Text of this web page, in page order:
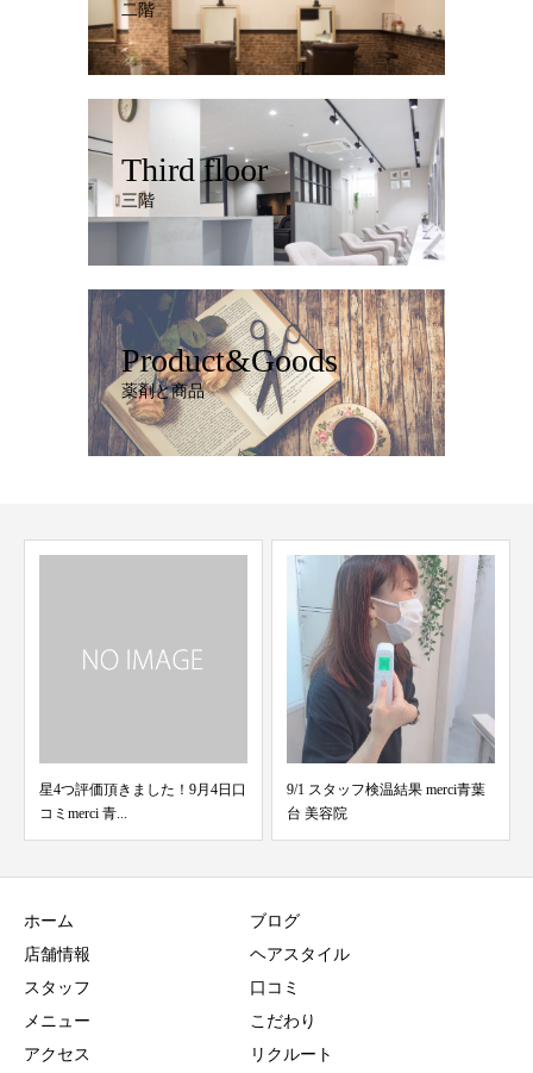
二階
Third floor
三階
Product&Goods
薬剤と商品
9/1 スタッフ検温結果 merci青葉
台 美容院
12/12 スタッフ検温結果 merci青
葉台 美...
ホーム
店舗情報
スタッフ
メニュー
アクセス
ブログ
ヘアスタイル
口コミ
こだわり
リクルート